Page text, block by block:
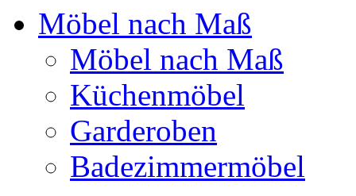
Möbel nach Maß
Möbel nach Maß
Küchenmöbel
Garderoben
Badezimmermöbel